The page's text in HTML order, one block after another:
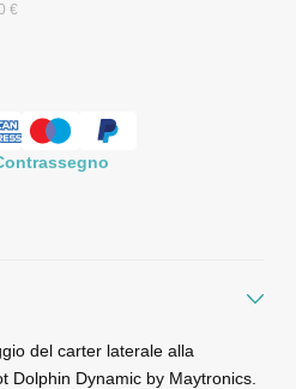
€
del carter laterale alla
Dolphin Dynamic by Maytronics.